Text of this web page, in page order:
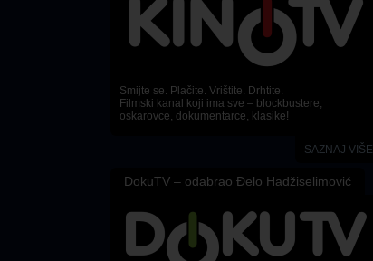
Smijte se. Plačite. Vrištite. Drhtite.
Filmski kanal koji ima sve – blockbustere,
oskarovce, dokumentarce, klasike!
SAZNAJ VIŠE
DokuTV – odabrao Đelo Hadžiselimović